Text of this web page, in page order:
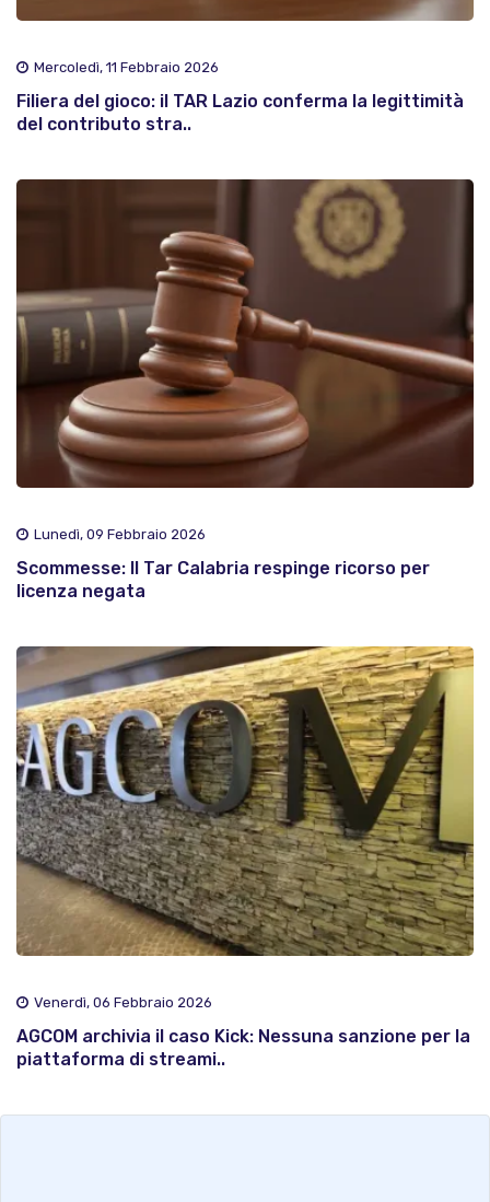
Mercoledì, 11 Febbraio 2026
Filiera del gioco: il TAR Lazio conferma la legittimità
del contributo stra..
Lunedì, 09 Febbraio 2026
Scommesse: Il Tar Calabria respinge ricorso per
licenza negata
Venerdì, 06 Febbraio 2026
AGCOM archivia il caso Kick: Nessuna sanzione per la
piattaforma di streami..